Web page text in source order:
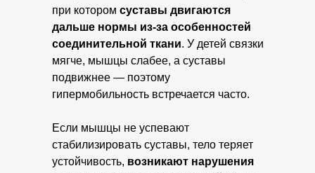
при котором суставы двигаются
дальше нормы из‑за особенностей
соединительной ткани. У детей связки
мягче, мышцы слабее, а суставы
подвижнее — поэтому
гипермобильность встречается часто.
Если мышцы не успевают
стабилизировать суставы, тело теряет
устойчивость, возникают нарушения